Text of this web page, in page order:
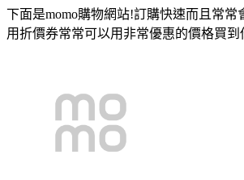
下面是momo購物網站!訂購快速而且常常
用折價券常常可以用非常優惠的價格買到